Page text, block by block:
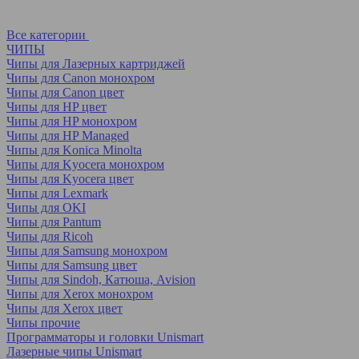
Все категории
ЧИПЫ
Чипы для Лазерных картриджей
Чипы для Canon монохром
Чипы для Canon цвет
Чипы для HP цвет
Чипы для HP монохром
Чипы для HP Managed
Чипы для Konica Minolta
Чипы для Kyocera монохром
Чипы для Kyocera цвет
Чипы для Lexmark
Чипы для OKI
Чипы для Pantum
Чипы для Ricoh
Чипы для Samsung монохром
Чипы для Samsung цвет
Чипы для Sindoh, Катюша, Avision
Чипы для Xerox монохром
Чипы для Xerox цвет
Чипы прочие
Программаторы и головки Unismart
Лазерные чипы Unismart